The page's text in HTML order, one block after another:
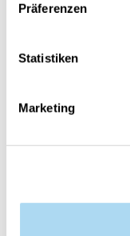
Präferenzen
Statistiken
Marketing